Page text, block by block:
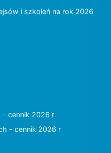
i szkoleń na rok 2026
- cennik 2026 r
- cennik 2026 r